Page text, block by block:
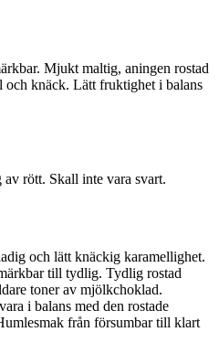
Mjukt maltig, aningen rostad
och knäck. Lätt fruktighet i balans
rött. Skall inte vara svart.
och lätt knäckig karamellighet.
till tydlig. Tydlig rostad
toner av mjölkchoklad.
i balans med den rostade
från försumbar till klart